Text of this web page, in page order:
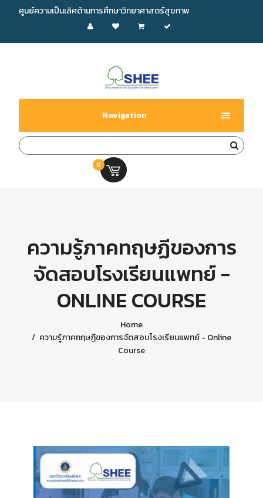
ศูนย์ความเป็นเลิศด้านการศึกษาวิทยาศาสตร์สุขภาพ
Navigation
0
ความรู้ภาคทฤษฏีของการ
จัดสอบโรงเรียนแพทย์ -
ONLINE COURSE
Home
ความรู้ภาคทฤษฏีของการจัดสอบโรงเรียนแพทย์ - Online
Course